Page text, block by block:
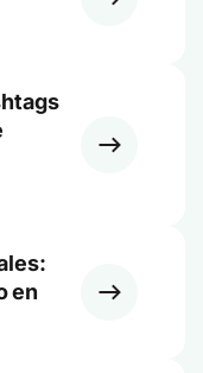
en